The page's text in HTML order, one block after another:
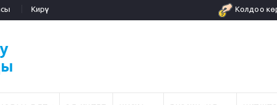
Кирүү Колдоо